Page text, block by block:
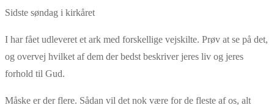
Sidste søndag i kirkåret
I har fået udleveret et ark med forskellige vejskilte. Prøv at se på det,
og overvej hvilket af dem der bedst beskriver jeres liv og jeres
forhold til Gud.
Måske er der flere. Sådan vil det nok være for de fleste af os, alt